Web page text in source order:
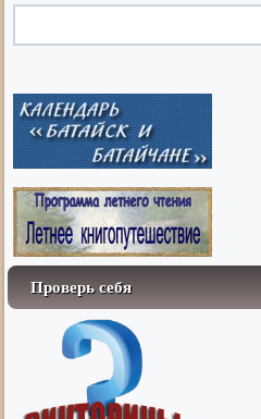
Проверь себя